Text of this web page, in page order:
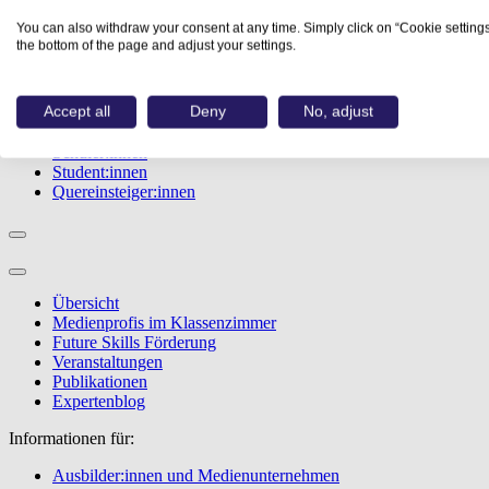
Studiengänge
Events
Berufstest
Informationen für:
Student:innen
Quereinsteiger:innen
Übersicht
Medienprofis im Klassenzimmer
Future Skills Förderung
Veranstaltungen
Publikationen
Expertenblog
Informationen für:
Ausbilder:innen und Medienunternehmen
You can also withdraw your consent at any time. Simply click on “Cookie
the bottom of the page and adjust your settings.
Accept all Deny No, adjust